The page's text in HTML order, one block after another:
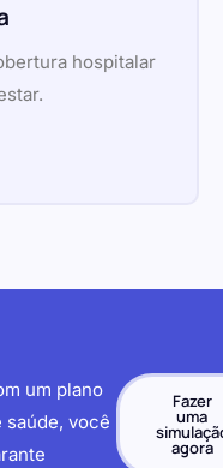
hospitalar
um plano
saúde, você
Fazer
uma
agora